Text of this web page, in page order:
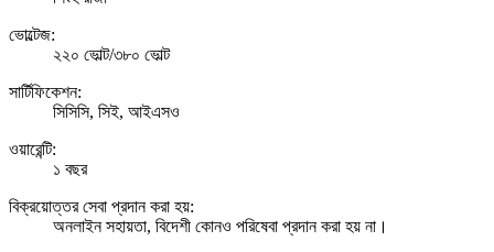
ভোল্টেজ:
২২০ ভোল্ট/৩৮০ ভোল্ট
সার্টিফিকেশন:
সিসিসি, সিই, আইএসও
ওয়ারেন্টি:
১ বছর
বিক্রয়োত্তর সেবা প্রদান করা হয়:
অনলাইন সহায়তা, বিদেশী কোনও পরিষেবা প্রদান করা হয় না।